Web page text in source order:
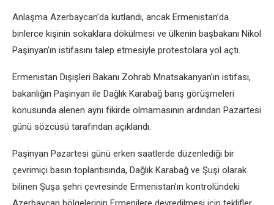
Anlaşma Azerbaycan’da kutlandı, ancak Ermenistan’da
binlerce kişinin sokaklara dökülmesi ve ülkenin başbakanı Nikol
Paşinyan’ın istifasını talep etmesiyle protestolara yol açtı.
Ermenistan Dışişleri Bakanı Zohrab Mnatsakanyan’ın istifası,
bakanlığın Paşinyan ile Dağlık Karabağ barış görüşmeleri
konusunda alenen aynı fikirde olmamasının ardından Pazartesi
günü sözcüsü tarafından açıklandı.
Paşinyan Pazartesi günü erken saatlerde düzenlediği bir
çevrimiçi basın toplantısında, Dağlık Karabağ ve Şuşi olarak
bilinen Şuşa şehri çevresinde Ermenistan’ın kontrolündeki